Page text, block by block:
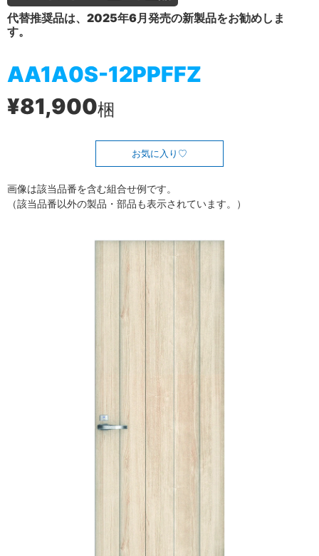
代替推奨品は、2025年6月発売の新製品をお勧めしま
す。
AA1A0S-12PPFFZ
¥81,900梱
お気に入り
画像は該当品番を含む組合せ例です。
（該当品番以外の製品・部品も表示されています。）